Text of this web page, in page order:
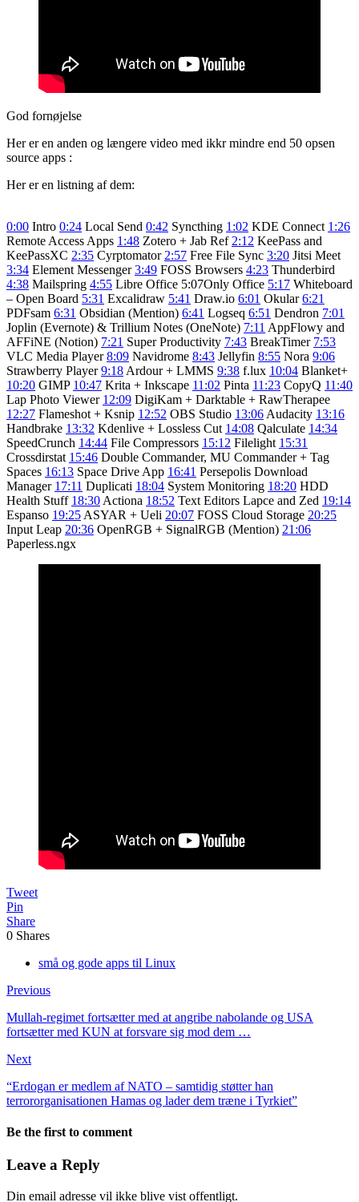
God fornøjelse
Her er en anden og længere video med ikkr mindre end 50 opsen
source apps :
Her er en listning af dem:
0:00 Intro 0:24 Local Send 0:42 Syncthing 1:02 KDE Connect 1:26
Remote Access Apps 1:48 Zotero + Jab Ref 2:12 KeePass and
KeePassXC 2:35 Cyrptomator 2:57 Free File Sync 3:20 Jitsi Meet
3:34 Element Messenger3:49 FOSS Browsers 4:23 Thunderbird
4:38 Mailspring 4:55 Libre Office 5:07Only Office 5:17 Whiteboard
– Open Board 5:31 Excalidraw 5:41 Draw.io 6:01 Okular6:21
PDFsam 6:31 Obsidian (Mention) 6:41 Logseq 6:51 Dendron 7:01
Joplin (Evernote) & Trillium Notes (OneNote) 7:11 AppFlowy and
AFFiNE (Notion) 7:21 Super Productivity 7:43 BreakTimer 7:53
VLC Media Player8:09 Navidrome 8:43 Jellyfin 8:55 Nora 9:06
Strawberry Player9:18 Ardour + LMMS 9:38 f.lux 10:04 Blanket+
10:20 GIMP 10:47 Krita + Inkscape 11:02 Pinta 11:23 CopyQ 11:40
Lap Photo Viewer 12:09 DigiKam + Darktable + RawTherapee
12:27 Flameshot + Ksnip 12:52 OBS Studio 13:06 Audacity 13:16
Handbrake 13:32 Kdenlive + Lossless Cut 14:08 Qalculate 14:34
SpeedCrunch 14:44 File Compressors 15:12 Filelight 15:31
Crossdirstat 15:46 Double Commander, MU Commander + Tag
Spaces 16:13 Space Drive App 16:41 Persepolis Download
Manager 17:11 Duplicati 18:04 System Monitoring 18:20 HDD
Health Stuff 18:30 Actiona 18:52 Text Editors Lapce and Zed 19:14
Espanso 19:25 ASYAR + Ueli 20:07 FOSS Cloud Storage 20:25
Input Leap 20:36 OpenRGB + SignalRGB (Mention) 21:06
Paperless.ngx
Tweet
Pin
Share
0 Shares
små og gode apps til Linux
Previous
Mullah-regimet fortsætter med at angribe nabolande og USA
fortsætter med KUN at forsvare sig mod dem …
Next
“Erdogan er medlem af NATO – samtidig støtter han
terrororganisationen Hamas og lader dem træne i Tyrkiet”
Be the first to comment
Leave a Reply
Din email adresse vil ikke blive vist offentligt.